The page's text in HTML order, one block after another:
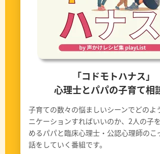
「コドモトハナス」
心理士とパパの子育て相
子育ての数々の悩ましいシーンでどのよ
ニケーションすればいいのか、2人の子
めるパパと臨床心理士・公認心理師のこ
話をしていく番組です。